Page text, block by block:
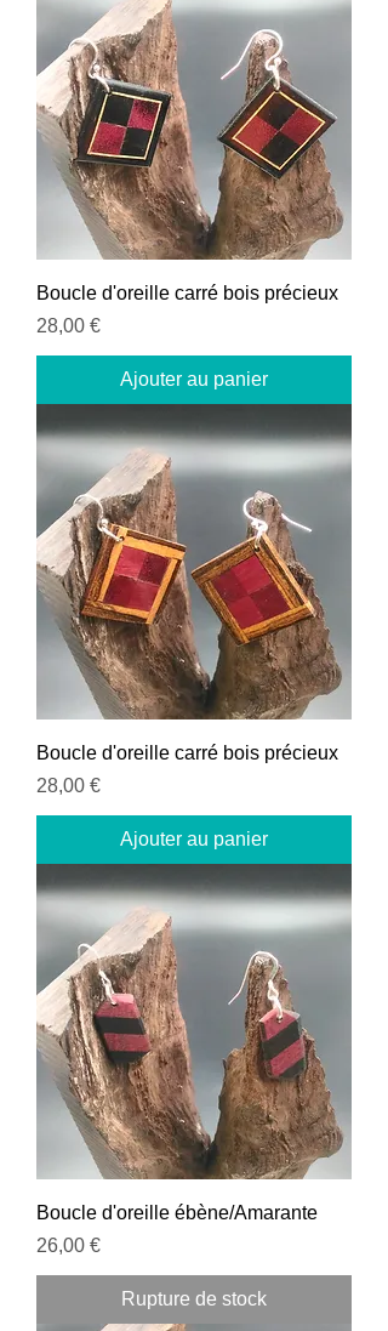
Boucle d'oreille carré bois précieux
Prix
28,00 €
Ajouter au panier
Boucle d'oreille carré bois précieux
Prix
28,00 €
Ajouter au panier
Boucle d'oreille ébène/Amarante
Prix
26,00 €
Rupture de stock